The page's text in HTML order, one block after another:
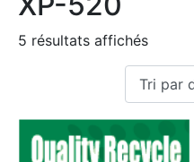
5 résultats affichés